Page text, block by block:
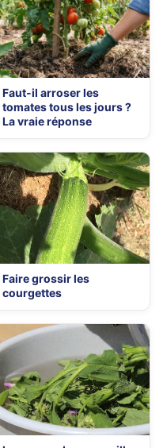
Faut-il arroser les
tomates tous les jours ?
La vraie réponse
Faire grossir les
courgettes